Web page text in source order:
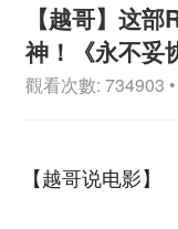
【越哥】这
神！《永不妥
觀看次數: 734903
【越哥说电影】